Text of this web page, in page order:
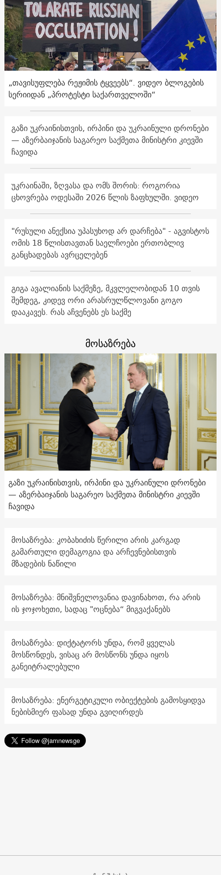
„თავისუფლება რეჟიმის ტყვეებს“. ვიდეო ბლოგების
სერიიდან „პროტესტი საქართველოში“
გაზი უკრაინისთვის, ირპინი და უკრაინული დრონები
— აზერბაიჯანის საგარეო საქმეთა მინისტრი კიევში
ჩავიდა
უკრაინაში, ზღვასა და ომს შორის: როგორია
ცხოვრება ოდესაში 2026 წლის ზაფხულში. ვიდეო
"რუსული ანექსია უპასუხოდ არ დარჩება" - აგვისტოს
ომის 18 წლისთავთან საელჩოები ერთობლივ
განცხადებას ავრცელებენ
გიგა ავალიანის საქმეზე, მკვლელობიდან 10 თვის
შემდეგ, კიდევ ორი არასრულწლოვანი გოგო
დააკავეს. რას აჩვენებს ეს საქმე
მოსაზრება
გაზი უკრაინისთვის, ირპინი და უკრაინული დრონები
— აზერბაიჯანის საგარეო საქმეთა მინისტრი კიევში
ჩავიდა
მოსაზრება: კობახიძის წერილი არის კარგად
გამართული დემაგოგია და არჩევნებისთვის
მზადების ნაწილი
მოსაზრება: მნიშვნელოვანია დავინახოთ, რა არის
ის ჯოჯოხეთი, სადაც "ოცნება“ მიგვაქანებს
მოსაზრება: დიქტატორს უნდა, რომ ყველას
მოსწონდეს, ვისაც არ მოსწონს უნდა იყოს
განეიტრალებული
მოსაზრება: ენერგეტიკული ობიექტების გამოსყიდვა
ნებისმიერ ფასად უნდა გვიღირდეს